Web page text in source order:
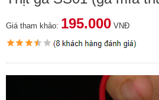
Giá tham khảo: 195.000 VNĐ